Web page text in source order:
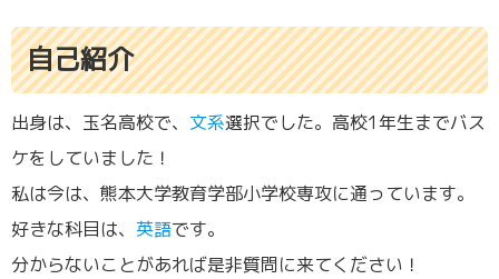
自己紹介
出身は、玉名高校で、 文系選択でした。高校1年生までバス
ケをしていました！
私は今は、熊本大学教育学部小学校専攻に通っています。
好きな科目は、 英語です。
分からないことがあれば是非質問に来てください！